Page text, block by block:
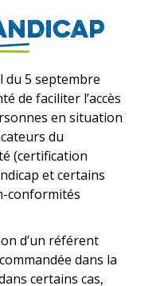
du 5 septembre
de faciliter l’accès
en situation
du
(certification
et certains
conformités
d’un référent
dans la
certains cas,